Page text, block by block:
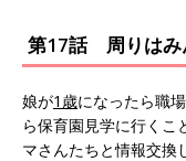
第17話 周りはみ
娘が1歳になったら職
ら保育園見学に行くこ
マさんたちと情報交換